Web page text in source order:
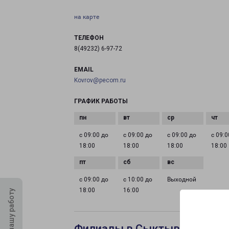
на карте
ТЕЛЕФОН
8(49232) 6-97-72
EMAIL
Kovrov@pecom.ru
ГРАФИК РАБОТЫ
с 09:00 до
18:00
с 09:00 до
18:00
с 09:00 до
18:00
с
18:00
с 09:00 до
18:00
с 10:00 до
16:00
Выходной